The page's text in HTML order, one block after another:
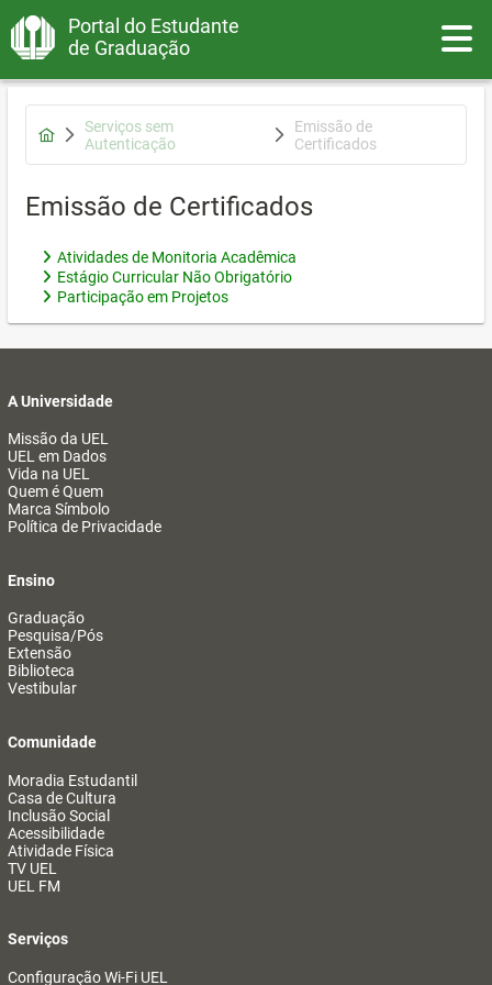
Portal do Estudante
de Graduação
Serviços sem
Autenticação
Emissão de
Certificados
Emissão de Certificados
Atividades de Monitoria Acadêmica
Estágio Curricular Não Obrigatório
Participação em Projetos
A Universidade
Missão da UEL
UEL em Dados
Vida na UEL
Quem é Quem
Marca Símbolo
Política de Privacidade
Ensino
Graduação
Pesquisa/Pós
Extensão
Biblioteca
Vestibular
Comunidade
Moradia Estudantil
Casa de Cultura
Inclusão Social
Acessibilidade
Atividade Física
TV UEL
UEL FM
Serviços
Configuração Wi-Fi UEL